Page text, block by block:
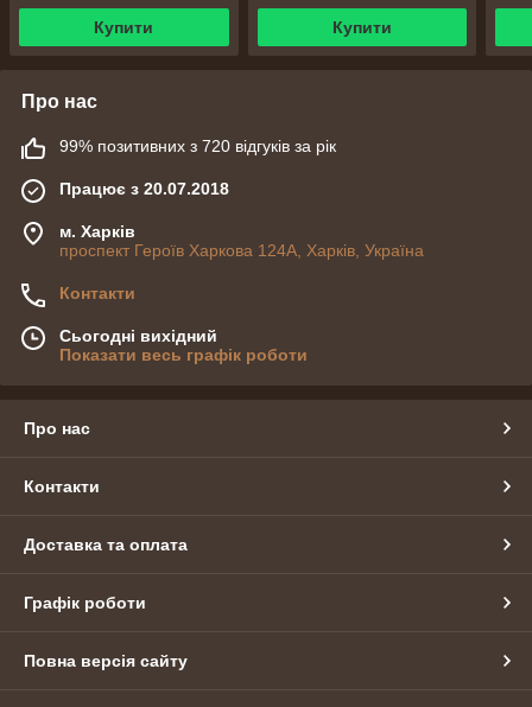
Купити Купити
Про нас
99% позитивних з 720 відгуків за рік
Працює з 20.07.2018
м. Харків
проспект Героїв Харкова 124А, Харків, Україна
Контакти
Сьогодні вихідний
Показати весь графік роботи
Про нас
Контакти
Доставка та оплата
Графік роботи
Повна версія сайту